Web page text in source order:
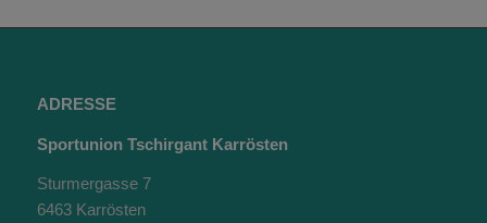
ADRESSE
Sportunion Tschirgant Karrösten
Sturmergasse 7
6463 Karrösten